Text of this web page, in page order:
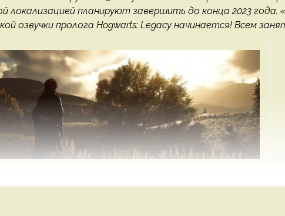
локализацией планируют завершить до конца 2023 года.
озвучки пролога Hogwarts: Legacy начинается! Всем